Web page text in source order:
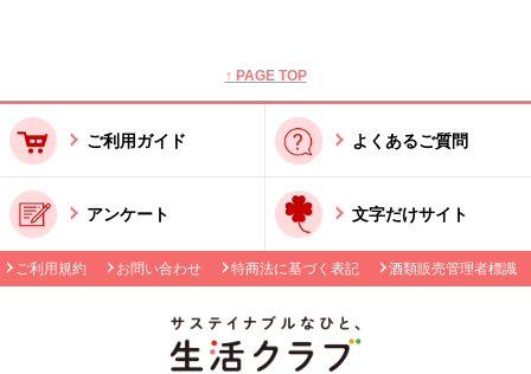
↑ PAGE TOP
ご利用ガイド よくあるご質問
アンケート 文字だけサイト
ご利用規約 お問い合わせ 特商法に基づく表記 酒類販売管理者標識